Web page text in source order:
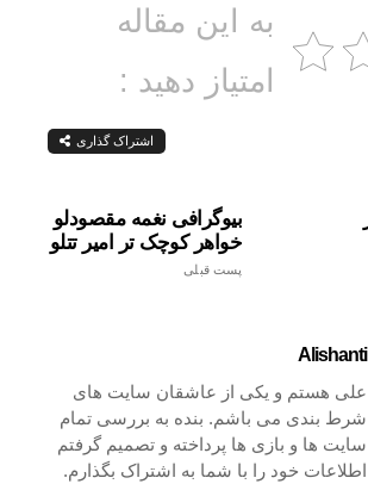
به این مقاله
امتیاز دهید :
اشتراک گذاری
بیوگرافی نغمه مقصودلو
خواهر کوچک تر امیر تتلو
پست قبلی
Alishanti
علی هستم و یکی از عاشقان سایت های
شرط بندی می باشم. بنده به بررسی تمام
سایت ها و بازی ها پرداخته و تصمیم گرفتم
اطلاعات خود را با شما به اشتراک بگذارم.